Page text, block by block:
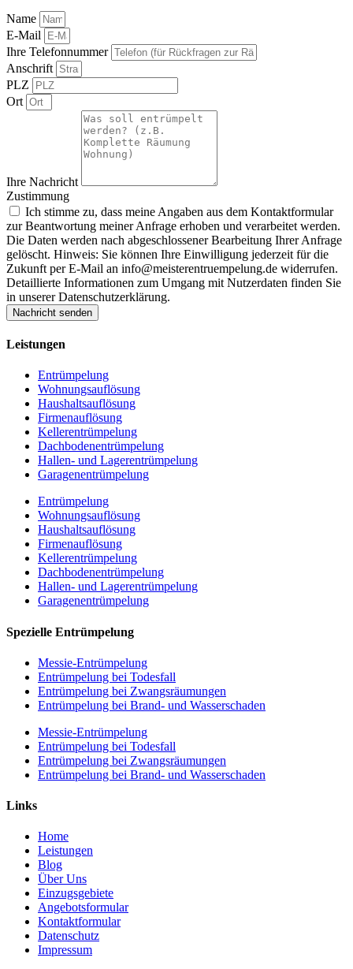
Name
E-Mail
Ihre Telefonnummer
Anschrift
PLZ
Ort
Ihre Nachricht
Zustimmung
Ich stimme zu, dass meine Angaben aus dem Kontaktformular
zur Beantwortung meiner Anfrage erhoben und verarbeitet werden.
Die Daten werden nach abgeschlossener Bearbeitung Ihrer Anfrage
gelöscht. Hinweis: Sie können Ihre Einwilligung jederzeit für die
Zukunft per E-Mail an info@meisterentruempelung.de widerrufen.
Detaillierte Informationen zum Umgang mit Nutzerdaten finden Sie
in unserer Datenschutzerklärung.
Nachricht senden
Leistungen
Entrümpelung
Wohnungsauflösung
Haushaltsauflösung
Firmenauflösung
Kellerentrümpelung
Dachbodenentrümpelung
Hallen- und Lagerentrümpelung
Garagenentrümpelung
Entrümpelung
Wohnungsauflösung
Haushaltsauflösung
Firmenauflösung
Kellerentrümpelung
Dachbodenentrümpelung
Hallen- und Lagerentrümpelung
Garagenentrümpelung
Spezielle Entrümpelung
Messie-Entrümpelung
Entrümpelung bei Todesfall
Entrümpelung bei Zwangsräumungen
Entrümpelung bei Brand- und Wasserschaden
Messie-Entrümpelung
Entrümpelung bei Todesfall
Entrümpelung bei Zwangsräumungen
Entrümpelung bei Brand- und Wasserschaden
Links
Home
Leistungen
Blog
Über Uns
Einzugsgebiete
Angebotsformular
Kontaktformular
Datenschutz
Impressum